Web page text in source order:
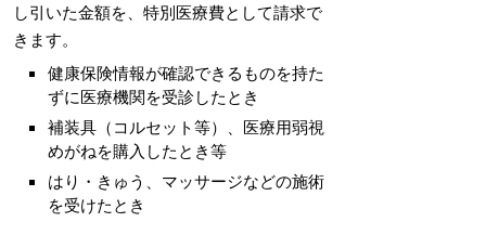
し引いた金額を、特別医療費として請求で
きます。
健康保険情報が確認できるものを持た
ずに医療機関を受診したとき
補装具（コルセット等）、医療用弱視
めがねを購入したとき等
はり・きゅう、マッサージなどの施術
を受けたとき